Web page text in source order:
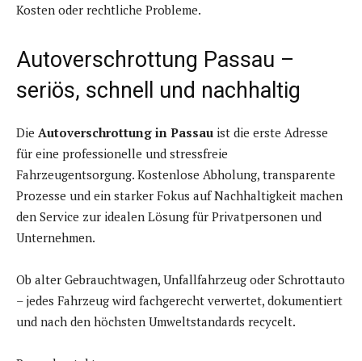
Kosten oder rechtliche Probleme.
Autoverschrottung Passau –
seriös, schnell und nachhaltig
Die Autoverschrottung in Passau ist die erste Adresse
für eine professionelle und stressfreie
Fahrzeugentsorgung. Kostenlose Abholung, transparente
Prozesse und ein starker Fokus auf Nachhaltigkeit machen
den Service zur idealen Lösung für Privatpersonen und
Unternehmen.
Ob alter Gebrauchtwagen, Unfallfahrzeug oder Schrottauto
– jedes Fahrzeug wird fachgerecht verwertet, dokumentiert
und nach den höchsten Umweltstandards recycelt.